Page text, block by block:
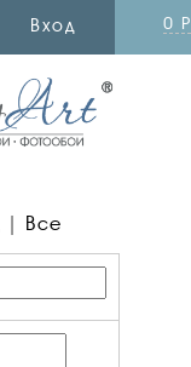
Вход 0
Все